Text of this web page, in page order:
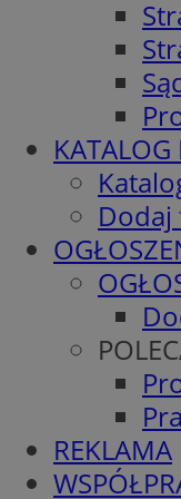
KATALOG
REKLAMA